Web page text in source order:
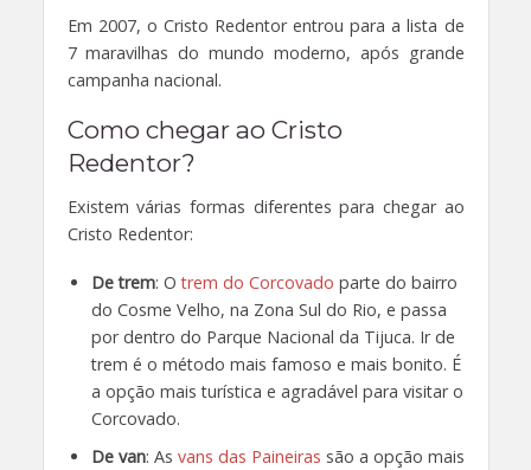
Em 2007, o Cristo Redentor entrou para a lista de
7 maravilhas do mundo moderno, após grande
campanha nacional.
Como chegar ao Cristo
Redentor?
Existem várias formas diferentes para chegar ao
Cristo Redentor:
De trem: Otrem do Corcovado parte do bairro
do Cosme Velho, na Zona Sul do Rio, e passa
por dentro do Parque Nacional da Tijuca. Ir de
trem é o método mais famoso e mais bonito. É
a opção mais turística e agradável para visitar o
Corcovado.
De van: As vans das Paineiras são a opção mais